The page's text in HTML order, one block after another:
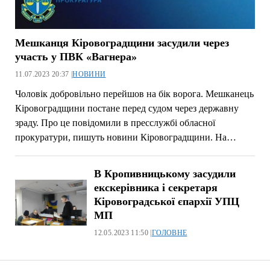
Мешканця Кіровоградщини засудили через
участь у ПВК «Вагнера»
11.07.2023 20:37 |НОВИНИ
Чоловік добровільно перейшов на бік ворога. Мешканець
Кіровоградщини постане перед судом через державну
зраду. Про це повідомили в пресслужбі обласної
прокуратури, пишуть новини Кіровоградщини. На…
В Кропивницькому засудили
екскерівника і секретаря
Кіровоградської єпархії УПЦ
МП
12.05.2023 11:50 | ГОЛОВНЕ